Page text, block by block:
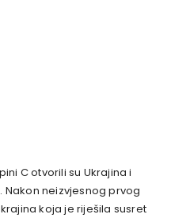
C otvorili su Ukrajina i
Nakon neizvjesnog prvog
koja je riješila susret